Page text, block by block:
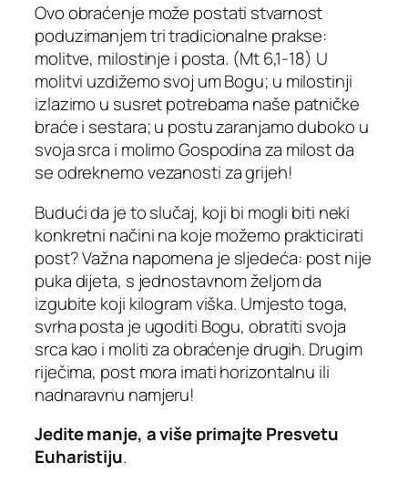
Ovo obraćenje može postati stvarnost
poduzimanjem tri tradicionalne prakse:
molitve, milostinje i posta. (Mt 6,1-18) U
molitvi uzdižemo svoj um Bogu; u milostinji
izlazimo u susret potrebama naše patničke
braće i sestara; u postu zaranjamo duboko u
svoja srca i molimo Gospodina za milost da
se odreknemo vezanosti za grijeh!
Budući da je to slučaj, koji bi mogli biti neki
konkretni načini na koje možemo prakticirati
post? Važna napomena je sljedeća: post nije
puka dijeta, s jednostavnom željom da
izgubite koji kilogram viška. Umjesto toga,
svrha posta je ugoditi Bogu, obratiti svoja
srca kao i moliti za obraćenje drugih. Drugim
riječima, post mora imati horizontalnu ili
nadnaravnu namjeru!
Jedite manje, a više primajte Presvetu
Euharistiju.